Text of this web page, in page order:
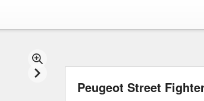
Peugeot Street